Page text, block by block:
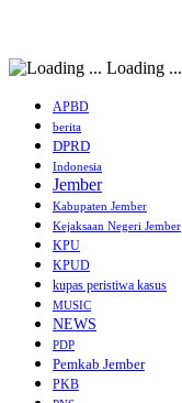
Loading ...
APBD
berita
DPRD
Indonesia
Jember
Kabupaten Jember
Kejaksaan Negeri Jember
KPU
KPUD
kupas peristiwa kasus
MUSIC
NEWS
PDP
Pemkab Jember
PKB